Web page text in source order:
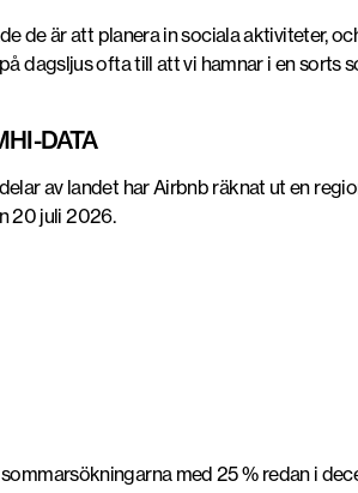
de är att planera in sociala aktiviteter,
dagsljus ofta till att vi hamnar i en sorts
DATA
av landet har Airbnb räknat ut en
20 juli 2026.
med 25 % redan i